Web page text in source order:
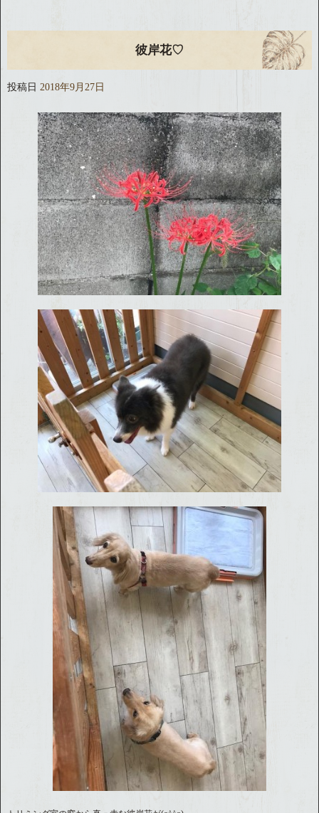
彼岸花♡
投稿日 2018年9月27日